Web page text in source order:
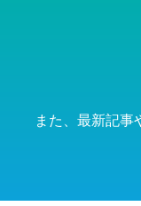
また、最新記事